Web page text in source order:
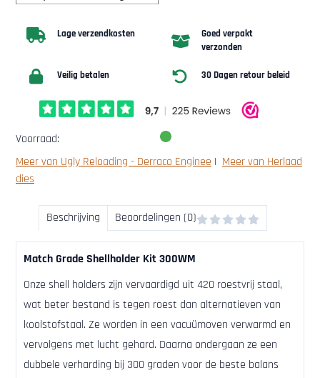
Lage verzendkosten
Goed verpakt
verzonden
Veilig betalen 30 Dagen retour beleid
Voorraad:
Meer van Ugly Reloading - Derraco Enginee | Meer van Herlaad
dies
Beschrijving Beoordelingen (0)
Match Grade Shellholder Kit 300WM
Onze shell holders zijn vervaardigd uit 420 roestvrij staal,
wat beter bestand is tegen roest dan alternatieven van
koolstofstaal. Ze worden in een vacuümoven verwarmd en
vervolgens met lucht gehard. Daarna ondergaan ze een
dubbele verharding bij 300 graden voor de beste balans